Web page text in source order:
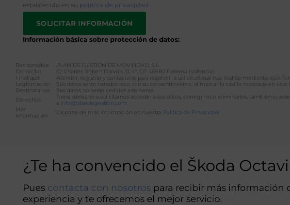
establecido en su política de privacidad
Información básica sobre protección de datos:
Responsable
PLAN DE GESTIÓN DE MOVILIDAD, S.L.
Domicilio
C/ Charles Robert Darwin, 11, 4ª, CP 46980 Paterna (Valencia)
Finalidad
Atender, registrar y contactarle para resolver la solicitud que nos realice mediante este
Legitimación
Sus datos serán tratados solo con su consentimiento, al marcar la casilla mostrada en este
Destinatarios
Sus datos no serán cedidos a terceros.
Derechos
Tiene derecho a solicitarnos acceder a sus datos, corregirlos o eliminarlos, también
a info@plandegestion.com
Más
información
Dispone de más información en nuestra Política de Privacidad
¿Te ha convencido el Škoda
Pues contacta con nosotros para recibir más información
experiencia y te ofrecemos el mejor servicio.